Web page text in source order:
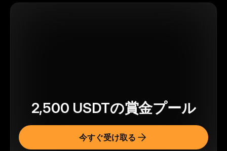
2,500 USDTの賞金プール
今すぐ受け取る